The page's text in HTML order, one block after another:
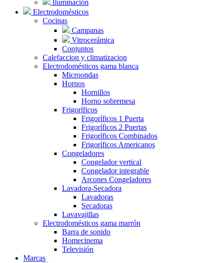
Iluminación
Electrodomésticos
Cocinas
Campanas
Vitrocerámica
Conjuntos
Calefaccion y climatizacion
Electrodomésticos gama blanca
Microondas
Hornos
Hornillos
Horno sobremesa
Frigoríficos
Frigoríficos 1 Puerta
Frigoríficos 2 Puertas
Frigoríficos Combinados
Frigoríficos Americanos
Congeladores
Congelador vertical
Congelador integrable
Arcones Congeladores
Lavadora-Secadora
Lavadoras
Secadoras
Lavavajillas
Electrodomésticos gama marrón
Barra de sonido
Homecinema
Televisión
Marcas